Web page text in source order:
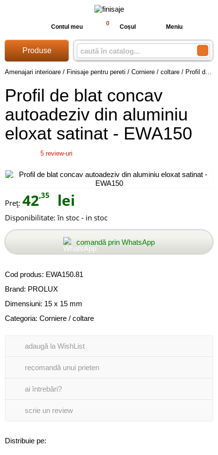
Contul meu 0 Coșul Meniu
Produse
Amenajari interioare / Finisaje pentru pereti / Corniere / coltare / Profil de blat concav autoadeziv din aluminiu eloxat satinat - EWA150
Profil de blat concav
autoadeziv din aluminiu
eloxat satinat - EWA150
5 review-uri
Preţ: 42,35 lei
Disponibilitate: în stoc - in stoc
comandă prin WhatsApp
Cod produs: EWA150.81
Brand: PROLUX
Dimensiuni: 15 x 15 mm
Categoria: Corniere / coltare
adaugă la WishList
recomandă unui prieten
ai întrebări?
scrie un review
Distribuie pe: